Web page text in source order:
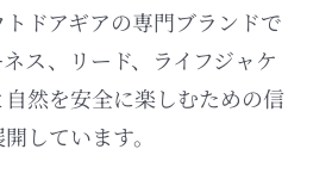
ドアギアの専門ブランドで
ス、リード、ライフジャケ
然を安全に楽しむための信
しています。